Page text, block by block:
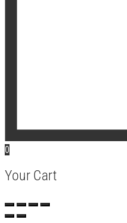
0
Your Cart